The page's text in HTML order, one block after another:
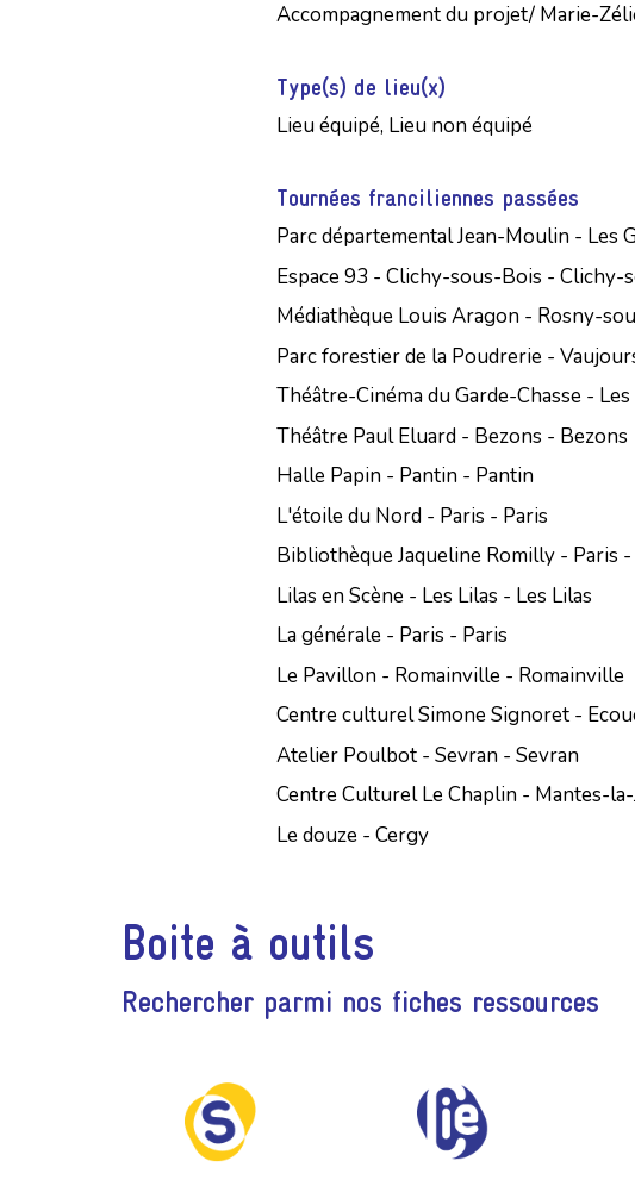
Accompagnement du projet/ Marie-
Type(s) de lieu(x)
Lieu équipé, Lieu non équipé
Tournées franciliennes passées
Parc départemental Jean-Moulin - Les
Espace 93 - Clichy-sous-Bois - Clichy-
Médiathèque Louis Aragon - Rosny-
Parc forestier de la Poudrerie -
Théâtre-Cinéma du Garde-Chasse -
Théâtre Paul Eluard - Bezons - Bezons
Halle Papin - Pantin - Pantin
L'étoile du Nord - Paris - Paris
Bibliothèque Jaqueline Romilly - Paris
Lilas en Scène - Les Lilas - Les Lilas
La générale - Paris - Paris
Le Pavillon - Romainville - Romainville
Centre culturel Simone Signoret -
Atelier Poulbot - Sevran - Sevran
Centre Culturel Le Chaplin - Mantes-
Le douze - Cergy
Boite à outils
Rechercher parmi nos fiches ressources